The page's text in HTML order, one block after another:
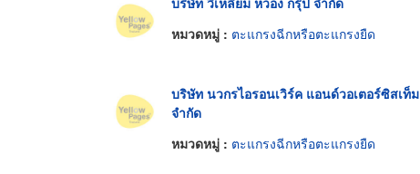
หมวดหมู่ : ตะแกรงฉีกหรือตะแกรงยืด
บริษัท นวกรไอรอนเวิร์ค แอนด์วอเตอร์ซิสเท็ม
จำกัด
หมวดหมู่ : ตะแกรงฉีกหรือตะแกรงยืด